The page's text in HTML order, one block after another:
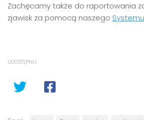
Zachęcamy także do raportowania
zjawisk za pomocą naszego
UDOSTĘPNIJ